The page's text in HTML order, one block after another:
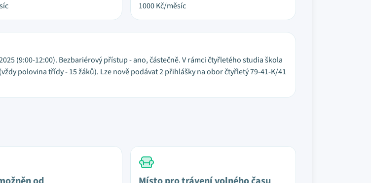
1000Kč/měsíc
(9:00-12:00). Bezbariérový přístup - ano, částečně. V rámci čtyřletého studia škola
polovina třídy - 15 žáků). Lze nově podávat 2 přihlášky na obor čtyřletý 79-41-K/41